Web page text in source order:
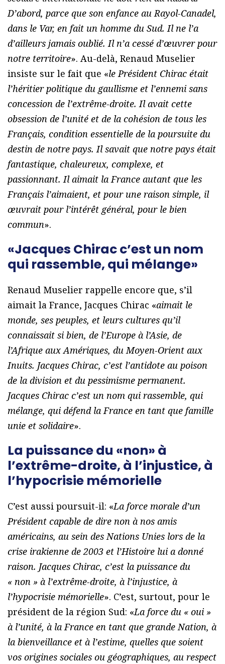
D’abord, parce que son enfance au Rayol-Canadel,
dans le Var, en fait un homme du Sud. Il ne l’a
d’ailleurs jamais oublié. Il n’a cessé d’œuvrer pour
notre territoire». Au-delà, Renaud Muselier
insiste sur le fait que «le Président Chirac était
l’héritier politique du gaullisme et l’ennemi sans
concession de l’extrême-droite. Il avait cette
obsession de l’unité et de la cohésion de tous les
Français, condition essentielle de la poursuite du
destin de notre pays. Il savait que notre pays était
fantastique, chaleureux, complexe, et
passionnant. Il aimait la France autant que les
Français l’aimaient, et pour une raison simple, il
œuvrait pour l’intérêt général, pour le bien
commun».
«Jacques Chirac c’est un nom
qui rassemble, qui mélange»
Renaud Muselier rappelle encore que, s’il
aimait la France, Jacques Chirac «aimait le
monde, ses peuples, et leurs cultures qu’il
connaissait si bien, de l’Europe à l’Asie, de
l’Afrique aux Amériques, du Moyen-Orient aux
Inuits. Jacques Chirac, c’est l’antidote au poison
de la division et du pessimisme permanent.
Jacques Chirac c’est un nom qui rassemble, qui
mélange, qui défend la France en tant que famille
unie et solidaire».
La puissance du «non» à
l’extrême-droite, à l’injustice, à
l’hypocrisie mémorielle
C’est aussi poursuit-il: «La force morale d’un
Président capable de dire non à nos amis
américains, au sein des Nations Unies lors de la
crise irakienne de 2003 et l’Histoire lui a donné
raison. Jacques Chirac, c’est la puissance du
« non » à l’extrême-droite, à l’injustice, à
l’hypocrisie mémorielle». C’est, surtout, pour le
président de la région Sud: «La force du « oui »
à l’unité, à la France en tant que grande Nation, à
la bienveillance et à l’estime, quelles que soient
vos origines sociales ou géographiques, au respect